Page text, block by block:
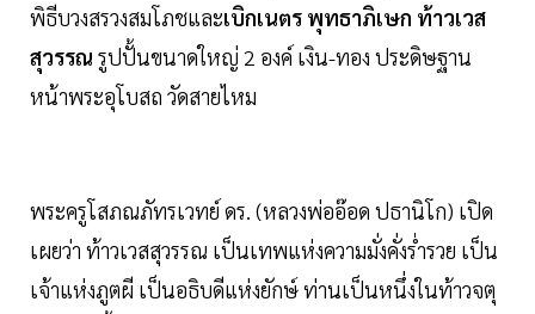
พิธีบวงสรวงสมโภชและเบิกเนตร พุทธาภิเษก ท้าวเวส
สุวรรณ รูปปั้นขนาดใหญ่ 2 องค์ เงิน-ทอง ประดิษฐาน
หน้าพระอุโบสถ วัดสายไหม
พระครูโสภณภัทรเวทย์ ดร. (หลวงพ่ออ๊อด ปธานิโก) เปิด
เผยว่า ท้าวเวสสุวรรณ เป็นเทพแห่งความมั่งคั่งร่ำรวย เป็น
เจ้าแห่งภูตผี เป็นอธิบดีแห่งยักษ์ ท่านเป็นหนึ่งในท้าวจตุ